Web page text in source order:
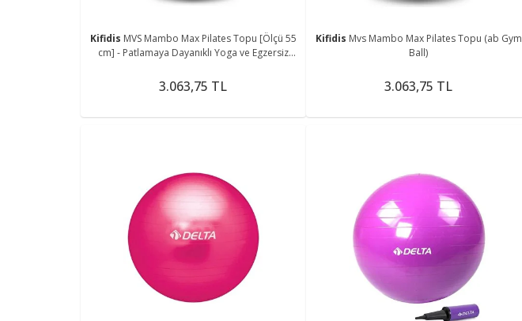
Kifidis MVS Mambo Max Pilates Topu [Ölçü 55
cm] - Patlamaya Dayanıklı Yoga ve Egzersiz
3.063,75 TL
Kifidis Mvs Mambo Max Pilates Topu (ab Gym
Ball)
3.063,75 TL